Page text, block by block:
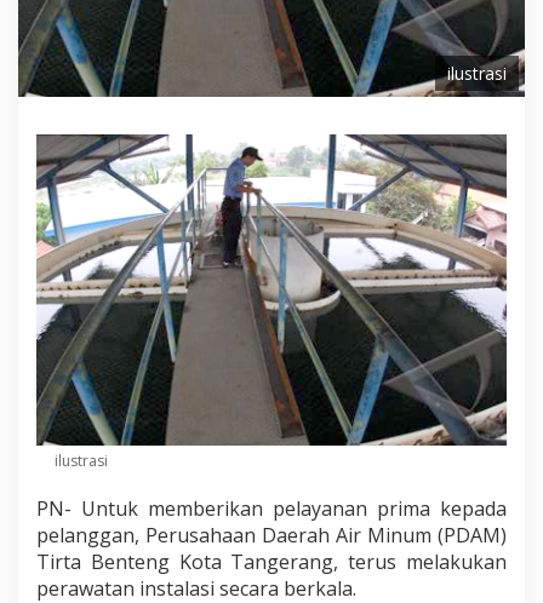
ilustrasi
ilustrasi
PN- Untuk memberikan pelayanan prima kepada
pelanggan, Perusahaan Daerah Air Minum (PDAM)
Tirta Benteng Kota Tangerang, terus melakukan
perawatan instalasi secara berkala.